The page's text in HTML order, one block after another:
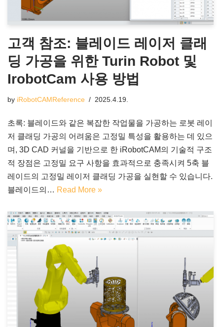
고객 참조: 블레이드 레이저 클래
딩 가공을 위한 Turin Robot 및
IrobotCam 사용 방법
by iRobotCAMReference 2025.4.19.
초록: 블레이드와 같은 복잡한 작업물을 가공하는 로봇 레이
저 클래딩 가공의 어려움은 고정밀 특성을 활용하는 데 있으
며, 3D CAD 커널을 기반으로 한 iRobotCAM의 기술적 구조
적 장점은 고정밀 요구 사항을 효과적으로 충족시켜 5축 블
레이드의 고정밀 레이저 클래딩 가공을 실현할 수 있습니다.
블레이드의… Read More »